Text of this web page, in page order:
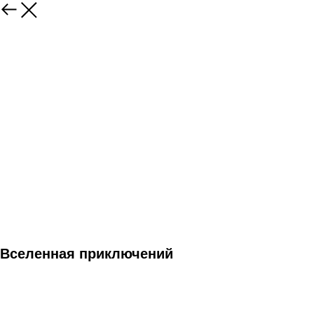
Вселенная приключений